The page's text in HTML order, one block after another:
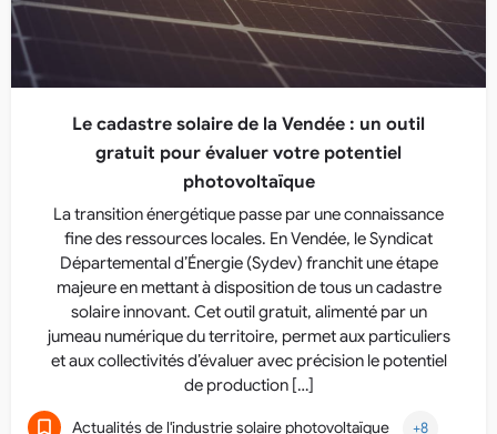
Le cadastre solaire de la Vendée : un outil
gratuit pour évaluer votre potentiel
photovoltaïque
La transition énergétique passe par une connaissance
fine des ressources locales. En Vendée, le Syndicat
Départemental d’Énergie (Sydev) franchit une étape
majeure en mettant à disposition de tous un cadastre
solaire innovant. Cet outil gratuit, alimenté par un
jumeau numérique du territoire, permet aux particuliers
et aux collectivités d’évaluer avec précision le potentiel
de production […]
Actualités de l'industrie solaire photovoltaïque +8